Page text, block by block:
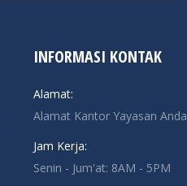
INFORMASI KONTAK
Alamat:
Alamat Kantor Yayasan Anda
Jam Kerja:
Senin - Jum'at: 8AM - 5PM